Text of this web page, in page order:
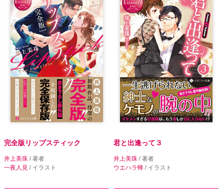
完全版リップスティック
井上美珠 / 著者
一夜人見 / イラスト
君と出逢って３
井上美珠 / 著者
ウエハラ蜂 / イラスト